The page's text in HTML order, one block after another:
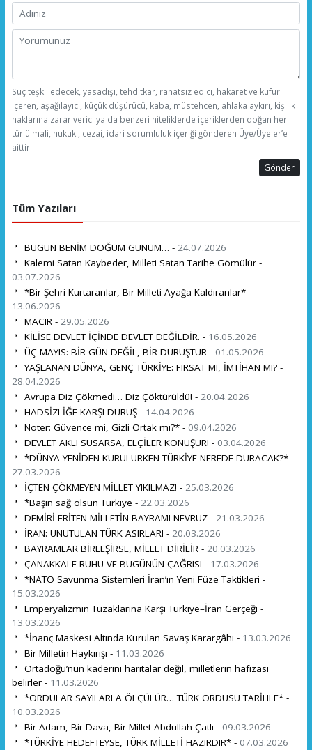
Suç teşkil edecek, yasadışı, tehditkar, rahatsız edici, hakaret ve küfür
içeren, aşağılayıcı, küçük düşürücü, kaba, müstehcen, ahlaka aykırı, kişilik
haklarına zarar verici ya da benzeri niteliklerde içeriklerden doğan her
türlü mali, hukuki, cezai, idari sorumluluk içeriği gönderen Üye/Üyeler’e
aittir.
Gönder
Tüm Yazıları
BUGÜN BENİM DOĞUM GÜNÜM… - 24.07.2026
Kalemi Satan Kaybeder, Milleti Satan Tarihe Gömülür -
03.07.2026
*Bir Şehri Kurtaranlar, Bir Milleti Ayağa Kaldıranlar* -
13.06.2026
MACIR - 29.05.2026
KİLİSE DEVLET İÇİNDE DEVLET DEĞİLDİR. - 16.05.2026
ÜÇ MAYIS: BİR GÜN DEĞİL, BİR DURUŞTUR - 01.05.2026
YAŞLANAN DÜNYA, GENÇ TÜRKİYE: FIRSAT MI, İMTİHAN MI? -
28.04.2026
Avrupa Diz Çökmedi… Diz Çöktürüldü! - 20.04.2026
HADSİZLİĞE KARŞI DURUŞ - 14.04.2026
Noter: Güvence mi, Gizli Ortak mı?* - 09.04.2026
DEVLET AKLI SUSARSA, ELÇİLER KONUŞUR! - 03.04.2026
*DÜNYA YENİDEN KURULURKEN TÜRKİYE NEREDE DURACAK?* -
27.03.2026
İÇTEN ÇÖKMEYEN MİLLET YIKILMAZ! - 25.03.2026
*Başın sağ olsun Türkiye - 22.03.2026
DEMİRİ ERİTEN MİLLETİN BAYRAMI NEVRUZ - 21.03.2026
İRAN: UNUTULAN TÜRK ASIRLARI - 20.03.2026
BAYRAMLAR BİRLEŞİRSE, MİLLET DİRİLİR - 20.03.2026
ÇANAKKALE RUHU VE BUGÜNÜN ÇAĞRISI - 17.03.2026
*NATO Savunma Sistemleri İran’ın Yeni Füze Taktikleri -
15.03.2026
Emperyalizmin Tuzaklarına Karşı Türkiye–İran Gerçeği -
13.03.2026
*İnanç Maskesi Altında Kurulan Savaş Karargâhı - 13.03.2026
Bir Milletin Haykırışı - 11.03.2026
Ortadoğu’nun kaderini haritalar değil, milletlerin hafızası
belirler - 11.03.2026
*ORDULAR SAYILARLA ÖLÇÜLÜR… TÜRK ORDUSU TARİHLE* -
10.03.2026
Bir Adam, Bir Dava, Bir Millet Abdullah Çatlı - 09.03.2026
*TÜRKİYE HEDEFTEYSE, TÜRK MİLLETİ HAZIRDIR* - 07.03.2026